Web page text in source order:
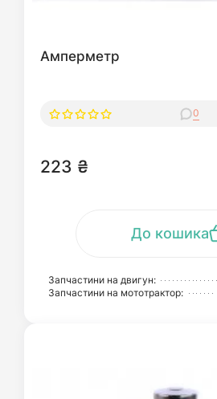
Амперметр
0
223 ₴
До кошика
Запчастини на двигун:
Запчастини на мототрактор: